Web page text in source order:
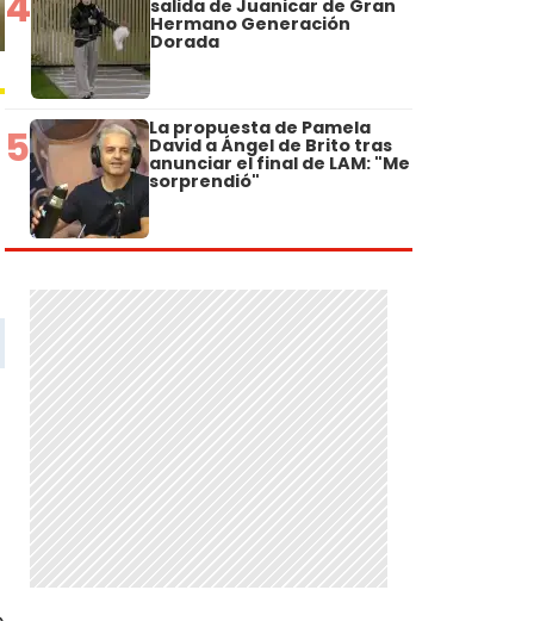
salida de Juanicar de Gran
Hermano Generación
Dorada
5 La propuesta de Pamela
David a Ángel de Brito tras
anunciar el final de LAM: "Me
sorprendió"